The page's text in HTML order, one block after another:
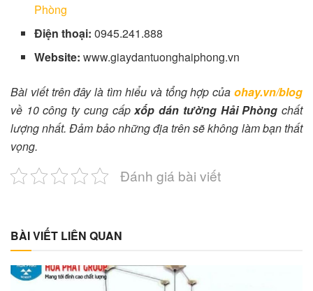
Phòng
Điện thoại:0945.241.888
Website:www.giaydantuonghaiphong.vn
Bài viết trên đây là tìm hiểu và tổng hợp của ohay.vn/blog
về 10 công ty cung cấpxốp dán tường Hải Phòng chất
lượng nhất. Đảm bảo những địa trên sẽ không làm bạn thất
vọng.
Đánh giá bài viết
BÀI VIẾT LIÊN QUAN